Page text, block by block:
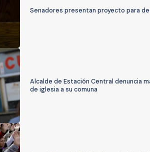
Senadores presentan proyecto para
Alcalde de Estación Central denuncia
de iglesia a su comuna